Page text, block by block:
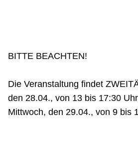
BITTE BEACHTEN!
Die Veranstaltung findet
den 28.04., von 13 bis 17:30
Mittwoch, den 29.04., von 9 bis